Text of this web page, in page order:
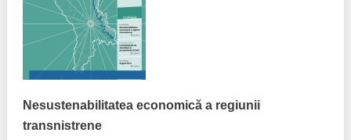
Nesustenabilitatea economică a regiunii
transnistrene